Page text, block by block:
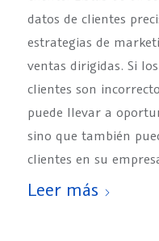
datos de clientes
estrategias de
ventas dirigidas. Si
clientes son
puede llevar a
sino que también
clientes en su
Leer más